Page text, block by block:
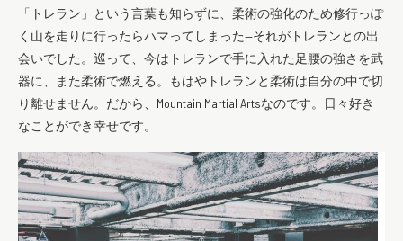
「トレラン」という言葉も知らずに、柔術の強化のため修行っぽ
く山を走りに行ったらハマってしまった—それがトレランとの出
会いでした。巡って、今はトレランで手に入れた足腰の強さを武
器に、また柔術で燃える。もはやトレランと柔術は自分の中で切
り離せません。だから、Mountain Martial Artsなのです。日々好き
なことができ幸せです。